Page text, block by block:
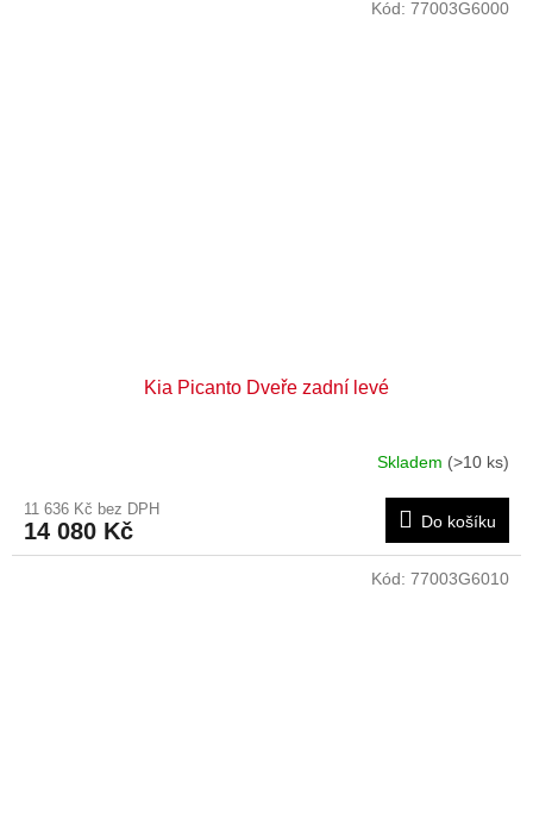
Kia Picanto Dveře zadní levé
Skladem (>10 ks)
11 636 Kč bez DPH
14 080 Kč Do košíku
Kód: 77003G6000
Kód: 77003G6010